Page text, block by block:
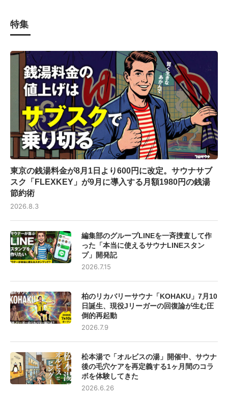
特集
東京の銭湯料金が8月1日より600円に改定。サウナサブ
スク「FLEXKEY」が9月に導入する月額1980円の銭湯
節約術
2026.8.3
編集部のグループLINEを一斉捜査して作
った「本当に使えるサウナLINEスタン
プ」開発記
2026.7.15
柏のリカバリーサウナ「KOHAKU」7月10
日誕生、現役Jリーガーの回復論が生む圧
倒的再起動
2026.7.9
松本湯で「オルビスの湯」開催中、サウナ
後の毛穴ケアを再定義する1ヶ月間のコラ
ボを体験してきた
2026.6.26